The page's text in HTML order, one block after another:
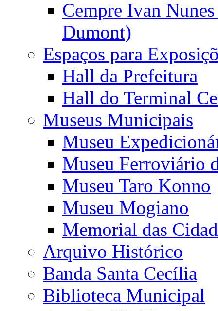
Cempre Ivan
Dumont)
Espaços para
Hall da Prefeitura
Hall do Terminal
Museus Municipais
Museu
Museu Ferroviário
Museu Taro Konno
Museu Mogiano
Memorial das
Arquivo Histórico
Banda Santa Cecília
Biblioteca Municipal